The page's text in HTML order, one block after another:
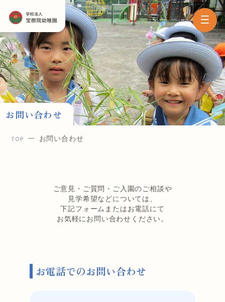
お問い合わせ
TOP お問い合わせ
ご意見・ご質問・ご入園のご相談や
見学希望などについては、
下記フォームまたはお電話にて
お気軽にお問い合わせください。
お電話でのお問い合わせ